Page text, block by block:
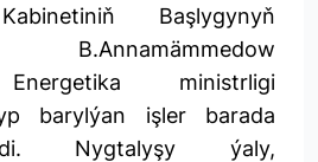
Başlygynyň
ministrligi
barylýan işler barada
Nygtalyşy ýaly,